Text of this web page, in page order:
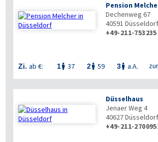
Pension
Dechenweg 67
40591 Düsseldorf
+49-211-753235
Zi. ab €: 1 37 2 59 3 a.A.
Düsselhaus
Jenaer Weg 4
40627Düsseldorf
+49-211-